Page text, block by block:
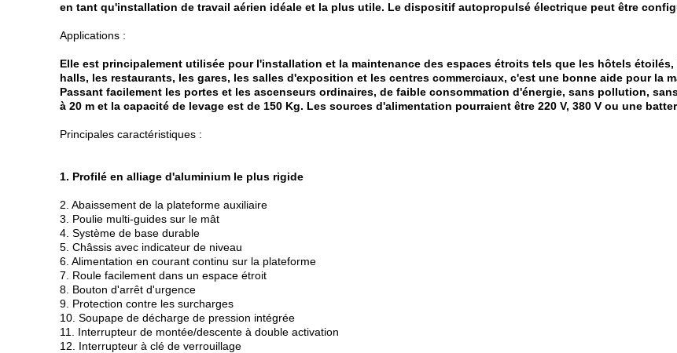
en tant qu'installation de travail aérien idéale et la plus utile. Le dispositif autopropulsé électrique peut être
Applications :
Elle est principalement utilisée pour l'installation et la maintenance des espaces étroits tels que les hôtels
halls, les restaurants, les gares, les salles d'exposition et les centres commerciaux, c'est une bonne aide pour la
Passant facilement les portes et les ascenseurs ordinaires, de faible consommation d'énergie, sans pollution,
à 20 m et la capacité de levage est de 150 Kg. Les sources d'alimentation pourraient être 220 V, 380 V ou une
Principales caractéristiques :
1. Profilé en alliage d'aluminium le plus rigide
2. Abaissement de la plateforme auxiliaire
3. Poulie multi-guides sur le mât
4. Système de base durable
5. Châssis avec indicateur de niveau
6. Alimentation en courant continu sur la plateforme
7. Roule facilement dans un espace étroit
8. Bouton d'arrêt d'urgence
9. Protection contre les surcharges
10. Soupape de décharge de pression intégrée
11. Interrupteur de montée/descente à double activation
12. Interrupteur à clé de verrouillage